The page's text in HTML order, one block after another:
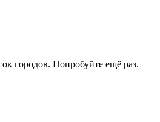
городов. Попробуйте ещё раз.